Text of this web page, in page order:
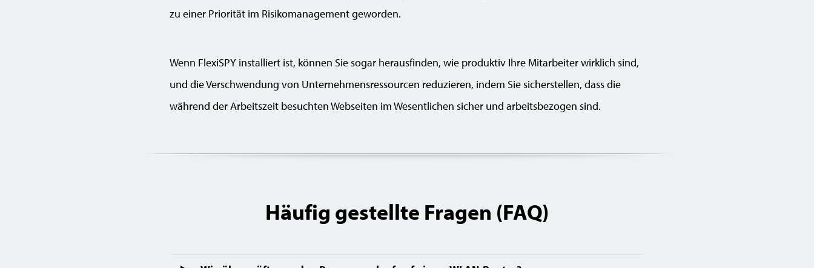
zu einer Priorität im Risikomanagement geworden.
Wenn FlexiSPY installiert ist, können Sie sogar herausfinden, wie produktiv Ihre Mitarbeiter wirklich sind,
und die Verschwendung von Unternehmensressourcen reduzieren, indem Sie sicherstellen, dass die
während der Arbeitszeit besuchten Webseiten im Wesentlichen sicher und arbeitsbezogen sind.
Häufig gestellte Fragen (FAQ)